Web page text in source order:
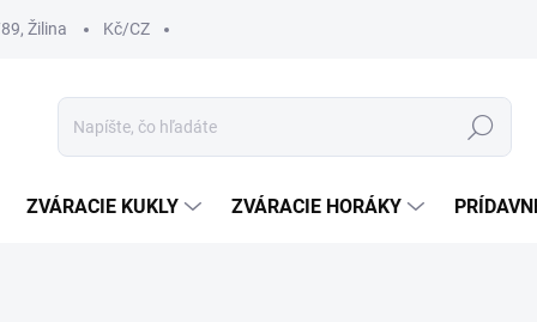
Žilina Kč/CZ
Hľadať
ZVÁRACIE KUKLY ZVÁRACIE HORÁKY